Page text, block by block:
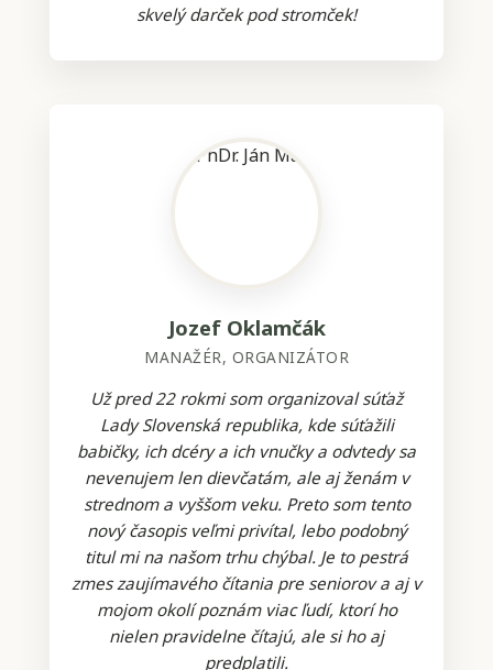
skvelý darček pod stromček!
Jozef Oklamčák
MANAŽÉR, ORGANIZÁTOR
Už pred 22 rokmi som organizoval súťaž
Lady Slovenská republika, kde súťažili
babičky, ich dcéry a ich vnučky a odvtedy sa
nevenujem len dievčatám, ale aj ženám v
strednom a vyššom veku. Preto som tento
nový časopis veľmi privítal, lebo podobný
titul mi na našom trhu chýbal. Je to pestrá
zmes zaujímavého čítania pre seniorov a aj v
mojom okolí poznám viac ľudí, ktorí ho
nielen pravidelne čítajú, ale si ho aj
predplatili.